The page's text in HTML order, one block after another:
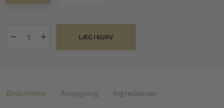
LÆG I KURV
Beskrivelse Ansøgning Ingredienser